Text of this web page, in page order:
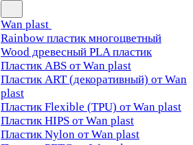
Wan plast
Rainbow пластик многоцветный
Wood древесный PLA пластик
Пластик ABS от Wan plast
Пластик ART (декоративный) от Wan
plast
Пластик Flexible (TPU) от Wan plast
Пластик HIPS от Wan plast
Пластик Nylon от Wan plast